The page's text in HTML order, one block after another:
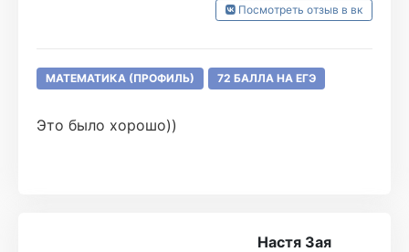
Посмотреть отзыв в вк
МАТЕМАТИКА (ПРОФИЛЬ) 72 БАЛЛА НА ЕГЭ
Это было хорошо))
Настя Зая